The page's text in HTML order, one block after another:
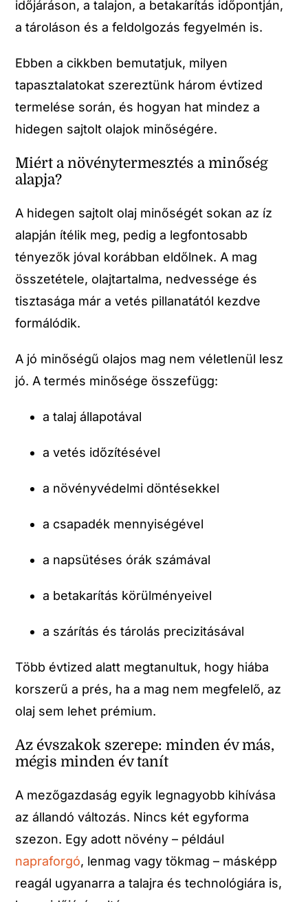
időjáráson, a talajon, a betakarítás időpontján,
a tároláson és a feldolgozás fegyelmén is.
Ebben a cikkben bemutatjuk, milyen
tapasztalatokat szereztünk három évtized
termelése során, és hogyan hat mindez a
hidegen sajtolt olajok minőségére.
Miért a növénytermesztés a minőség
alapja?
A hidegen sajtolt olaj minőségét sokan az íz
alapján ítélik meg, pedig a legfontosabb
tényezők jóval korábban eldőlnek. A mag
összetétele, olajtartalma, nedvessége és
tisztasága már a vetés pillanatától kezdve
formálódik.
A jó minőségű olajos mag nem véletlenül lesz
jó. A termés minősége összefügg:
a talaj állapotával
a vetés időzítésével
a növényvédelmi döntésekkel
a csapadék mennyiségével
a napsütéses órák számával
a betakarítás körülményeivel
a szárítás és tárolás precizitásával
Több évtized alatt megtanultuk, hogy hiába
korszerű a prés, ha a mag nem megfelelő, az
olaj sem lehet prémium.
Az évszakok szerepe: minden év más,
mégis minden év tanít
A mezőgazdaság egyik legnagyobb kihívása
az állandó változás. Nincs két egyforma
szezon. Egy adott növény – például
napraforgó, lenmag vagy tökmag – másképp
reagál ugyanarra a talajra és technológiára is,